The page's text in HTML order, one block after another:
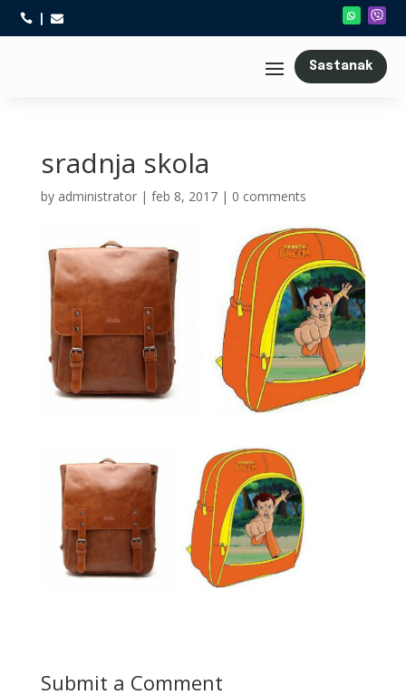
 
Sastanak
sradnja skola
by administrator| feb 8, 2017| 0 comments
Submit a Comment